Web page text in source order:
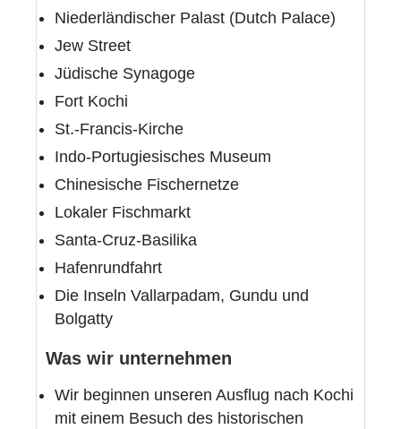
Niederländischer Palast (Dutch Palace)
Jew Street
Jüdische Synagoge
Fort Kochi
St.-Francis-Kirche
Indo-Portugiesisches Museum
Chinesische Fischernetze
Lokaler Fischmarkt
Santa-Cruz-Basilika
Hafenrundfahrt
Die Inseln Vallarpadam, Gundu und
Bolgatty
Was wir unternehmen
Wir beginnen unseren Ausflug nach Kochi
mit einem Besuch des historischen